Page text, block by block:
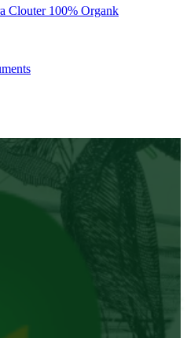
Clouter 100% Organk